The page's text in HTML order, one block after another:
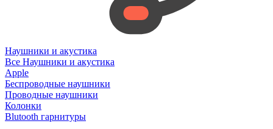
Наушники и акустика
Все Наушники и акустика
Apple
Беспроводные наушники
Проводные наушники
Колонки
Blutooth гарнитуры